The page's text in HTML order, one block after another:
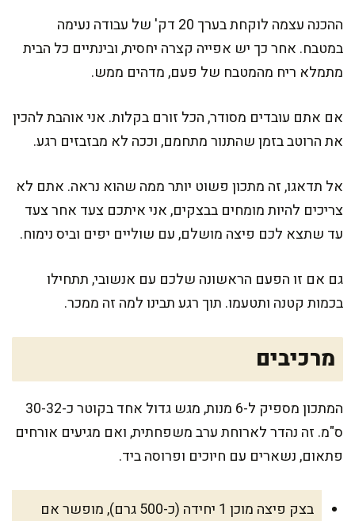
ההכנה עצמה לוקחת בערך 20 דק' של עבודה נעימה
במטבח. אחר כך יש אפייה קצרה יחסית, ובינתיים כל הבית
מתמלא ריח מהמטבח של פעם, מדהים ממש.
אם אתם עובדים מסודר, הכל זורם בקלות. אני אוהבת להכין
את הרוטב בזמן שהתנור מתחמם, וככה לא מבזבזים רגע.
אל תדאגו, זה מתכון פשוט יותר ממה שהוא נראה. אתם לא
צריכים להיות מומחים בבצקים, אני איתכם צעד אחר צעד
עד שתצא לכם פיצה מושלם, עם שוליים יפים וביס נימוח.
גם אם זו הפעם הראשונה שלכם עם אנשובי, תתחילו
בכמות קטנה ותטעמו. תוך רגע תבינו למה זה ממכר.
מרכיבים
המתכון מספיק ל-6 מנות, מגש גדול אחד בקוטר כ-30-32
ס"מ. זה נהדר לארוחת ערב משפחתית, ואם מגיעים אורחים
פתאום, נשארים עם חיוכים ופרוסה ביד.
בצק פיצה מוכן 1 יחידה (כ-500 גרם), מופשר אם